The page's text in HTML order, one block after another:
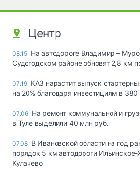
Центр
08:15 На автодороге Владимир –
Судогодском районе обновят 2,8 км
07:19 КАЗ нарастит выпуск
на 20% благодаря инвестициям в
07:06 На ремонт коммунальной и
в Туле выделили 40 млн руб.
07.08 В Ивановской области на год
порядок 5 км автодороги Ильинское-
Кулачево